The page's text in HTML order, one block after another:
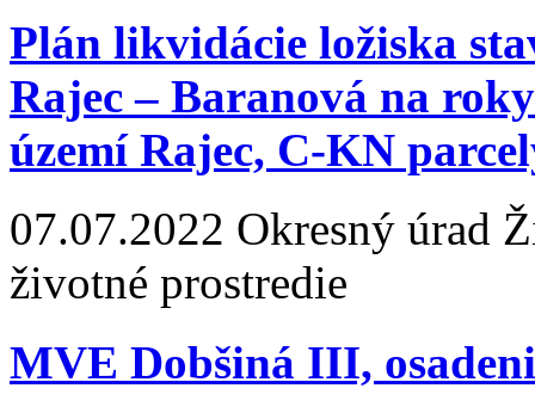
Plán likvidácie ložiska
Rajec – Baranová na
území Rajec, C-KN
07.07.2022 Okresný úrad
životné prostredie
MVE Dobšiná III,